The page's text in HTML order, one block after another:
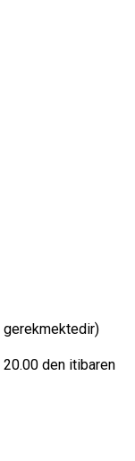
20.00 den itibaren